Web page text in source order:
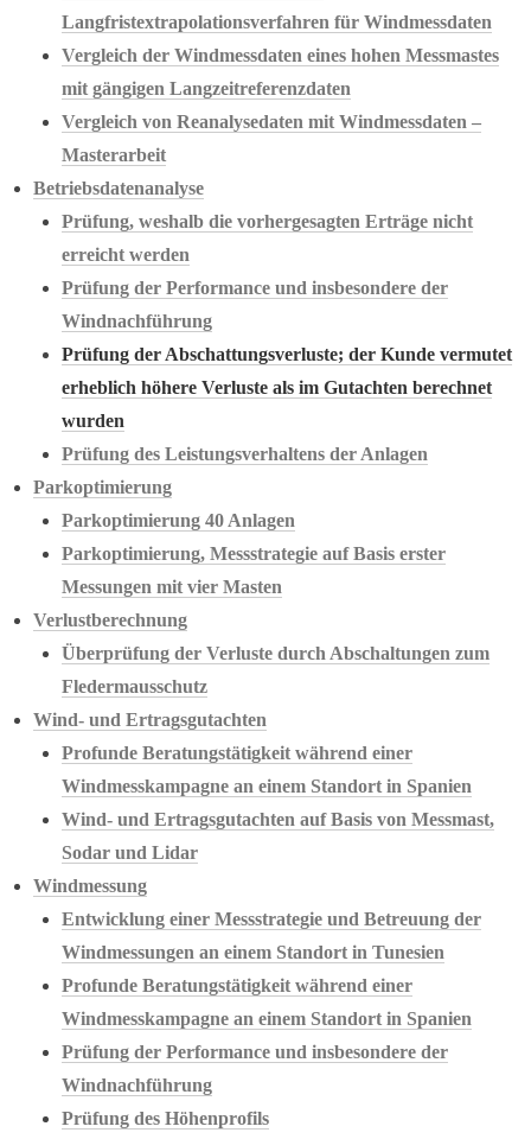
Langfristextrapolationsverfahren für Windmessdaten
Vergleich der Windmessdaten eines hohen Messmastes
mit gängigen Langzeitreferenzdaten
Vergleich von Reanalysedaten mit Windmessdaten –
Masterarbeit
Betriebsdatenanalyse
Prüfung, weshalb die vorhergesagten Erträge nicht
erreicht werden
Prüfung der Performance und insbesondere der
Windnachführung
Prüfung der Abschattungsverluste; der Kunde vermutet
erheblich höhere Verluste als im Gutachten berechnet
wurden
Prüfung des Leistungsverhaltens der Anlagen
Parkoptimierung
Parkoptimierung 40 Anlagen
Parkoptimierung, Messstrategie auf Basis erster
Messungen mit vier Masten
Verlustberechnung
Überprüfung der Verluste durch Abschaltungen zum
Fledermausschutz
Wind- und Ertragsgutachten
Profunde Beratungstätigkeit während einer
Windmesskampagne an einem Standort in Spanien
Wind- und Ertragsgutachten auf Basis von Messmast,
Sodar und Lidar
Windmessung
Entwicklung einer Messstrategie und Betreuung der
Windmessungen an einem Standort in Tunesien
Profunde Beratungstätigkeit während einer
Windmesskampagne an einem Standort in Spanien
Prüfung der Performance und insbesondere der
Windnachführung
Prüfung des Höhenprofils